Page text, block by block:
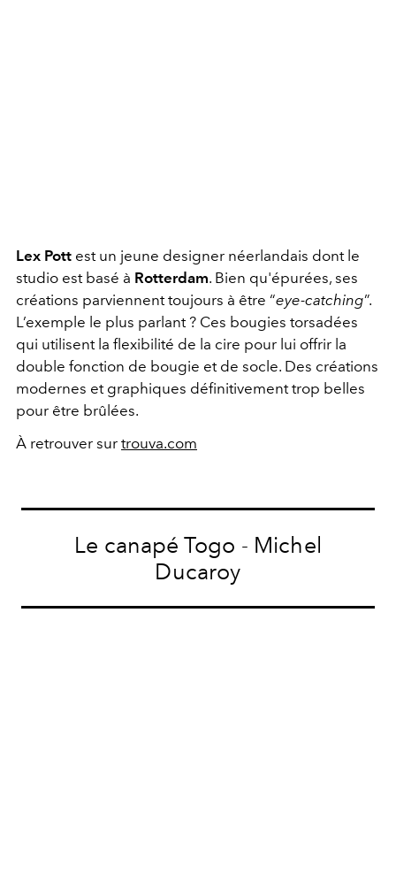
Lex Pott est un jeune designer néerlandais dont le
studio est basé à Rotterdam. Bien qu'épurées, ses
créations parviennent toujours à être “eye-catching”.
L’exemple le plus parlant ? Ces bougies torsadées
qui utilisent la flexibilité de la cire pour lui offrir la
double fonction de bougie et de socle. Des créations
modernes et graphiques définitivement trop belles
pour être brûlées.
À retrouver sur trouva.com
Le canapé Togo - Michel
Ducaroy